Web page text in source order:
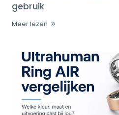
gebruik
Meer lezen